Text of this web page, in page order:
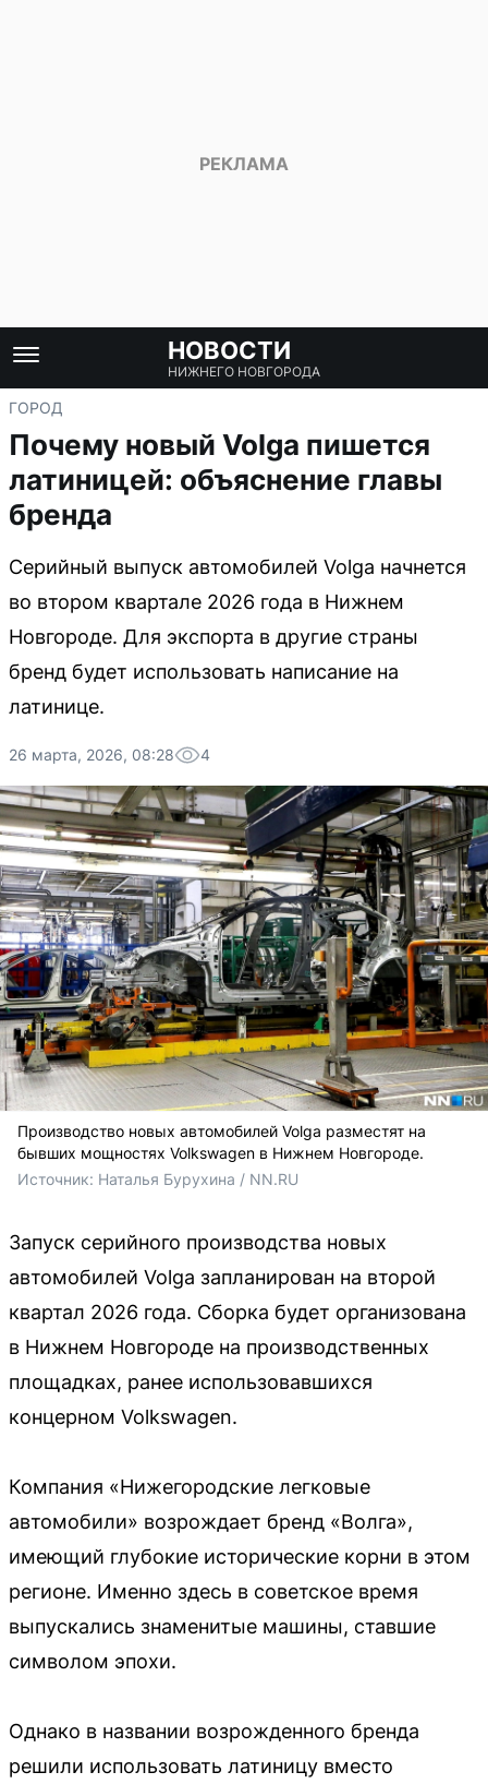
НОВОСТИ
НИЖНЕГО НОВГОРОДА
ГОРОД
Почему новый Volga пишется
латиницей: объяснение главы
бренда
Серийный выпуск автомобилей Volga начнется
во втором квартале 2026 года в Нижнем
Новгороде. Для экспорта в другие страны
бренд будет использовать написание на
латинице.
26 марта, 2026, 08:28 4
Производство новых автомобилей Volga разместят на
бывших мощностях Volkswagen в Нижнем Новгороде.
Источник: Наталья Бурухина / NN.RU
Запуск серийного производства новых
автомобилей Volga запланирован на второй
квартал 2026 года. Сборка будет организована
в Нижнем Новгороде на производственных
площадках, ранее использовавшихся
концерном Volkswagen.
Компания «Нижегородские легковые
автомобили» возрождает бренд «Волга»,
имеющий глубокие исторические корни в этом
регионе. Именно здесь в советское время
выпускались знаменитые машины, ставшие
символом эпохи.
Однако в названии возрожденного бренда
решили использовать латиницу вместо